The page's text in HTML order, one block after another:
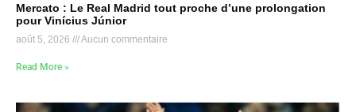
Mercato : Le Real Madrid tout proche d’une prolongation
pour Vinícius Júnior
août 5, 2026 Aucun commentaire
Read More »